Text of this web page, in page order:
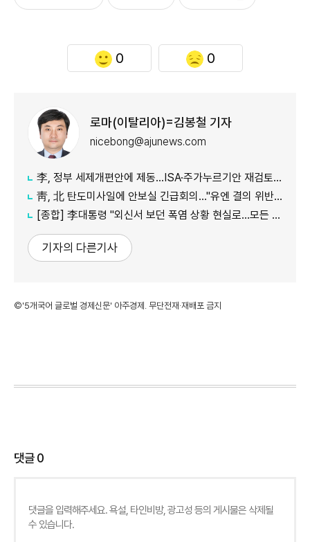
0 0
로마(이탈리아)=김봉철 기자
nicebong@ajunews.com
李, 정부 세제개편안에 제동…ISA·주가누르기안 재검토 지시
靑, 北 탄도미사일에 안보실 긴급회의…"유엔 결의 위반, 즉각 중단 촉구"
[종합] 李대통령 "외신서 보던 폭염 상황 현실로…모든 행정력 총동원하라"
기자의 다른기사
©'5개국어 글로벌 경제신문' 아주경제. 무단전재·재배포 금지
댓글0